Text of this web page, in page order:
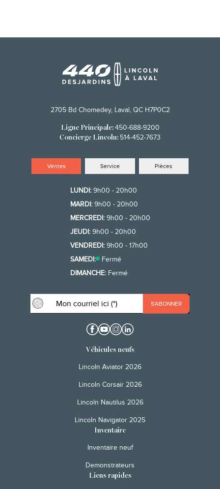
2705 Bd Chomedey, Laval, QC H7P0C2
Ligne Principale: 450-688-9200
Concierge Lincoln: 514-452-7673
Ventes Service Pièces
LUNDI: 9h00 - 20h00
MARDI: 9h00 - 20h00
MERCREDI: 9h00 - 20h00
JEUDI: 9h00 - 20h00
VENDREDI: 9h00 - 17h00
SAMEDI:
Fermé
DIMANCHE: Fermé
Véhicules neufs
Lincoln Aviator 2026
Lincoln Corsair 2026
Lincoln Nautilus 2026
Lincoln Navigator 2025
Inventaire
Inventaire neuf
Demonstrateurs
Liens rapides